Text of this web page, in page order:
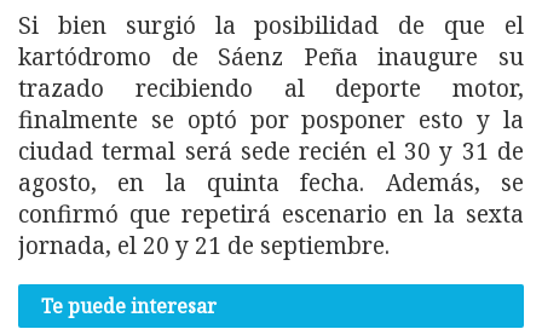
Si bien surgió la posibilidad de que el
kartódromo de Sáenz Peña inaugure su
trazado recibiendo al deporte motor,
finalmente se optó por posponer esto y la
ciudad termal será sede recién el 30 y 31 de
agosto, en la quinta fecha. Además, se
confirmó que repetirá escenario en la sexta
jornada, el 20 y 21 de septiembre.
Te puede interesar